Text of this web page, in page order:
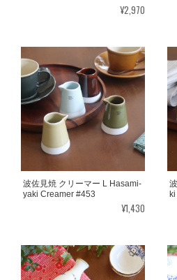
¥2,970
波佐見焼 クリーマー L Hasami-
yaki Creamer #453
¥1,430